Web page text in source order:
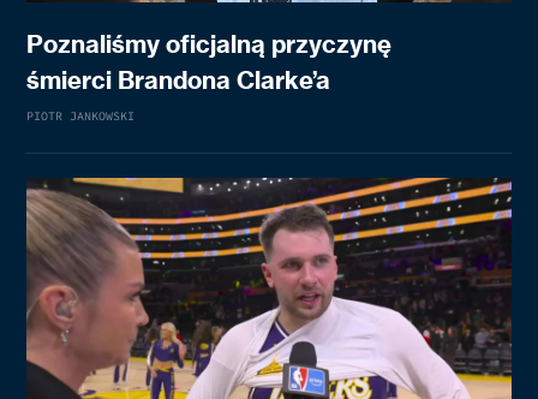
Poznaliśmy oficjalną przyczynę
śmierci Brandona Clarke’a
PIOTR JANKOWSKI